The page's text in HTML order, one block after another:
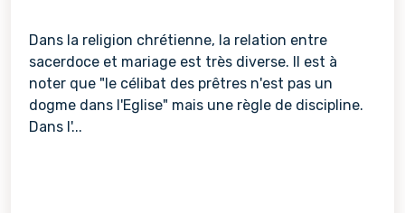
Dans la religion chrétienne, la relation entre
sacerdoce et mariage est très diverse. Il est à
noter que "le célibat des prêtres n'est pas un
dogme dans l'Eglise" mais une règle de discipline.
Dans l'...